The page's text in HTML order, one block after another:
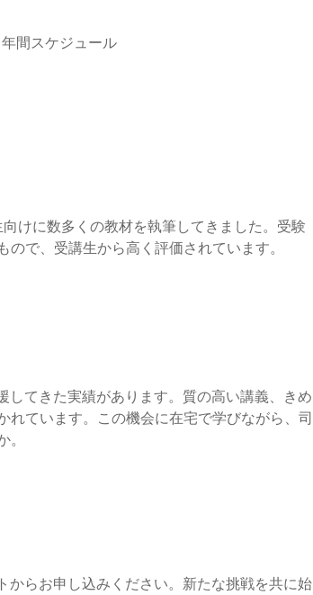
間スケジュール
けに数多くの教材を執筆してきました。受験
で、受講生から高く評価されています。
てきた実績があります。質の高い講義、きめ
ています。この機会に在宅で学びながら、司
からお申し込みください。新たな挑戦を共に始